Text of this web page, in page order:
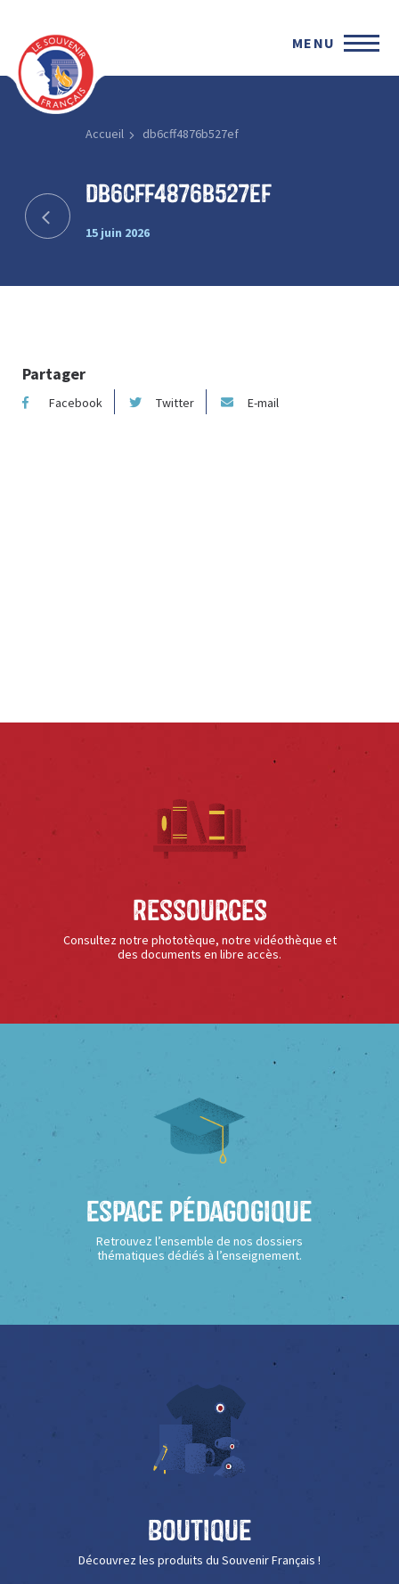
MENU
Accueil db6cff4876b527ef
db6cff4876b527ef
15 juin 2026
Partager
Facebook Twitter E-mail
Ressources
Consultez notre phototèque, notre vidéothèque et
des documents en libre accès.
Espace Pédagogique
Retrouvez l’ensemble de nos dossiers
thématiques dédiés à l’enseignement.
Boutique
Découvrez les produits du Souvenir Français !